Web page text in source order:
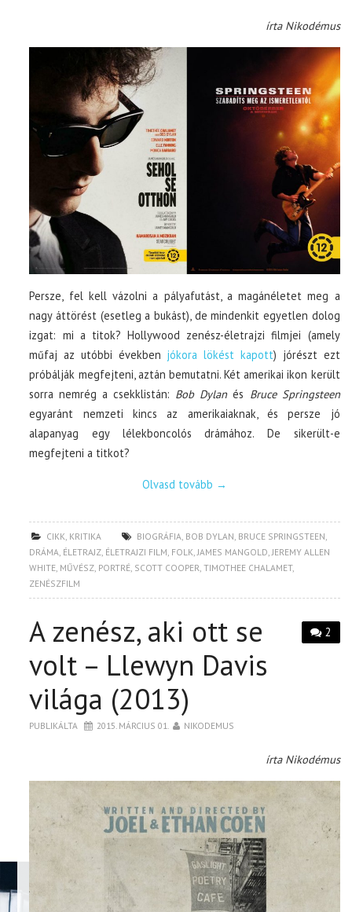
írta Nikodémus
Persze, fel kell vázolni a pályafutást, a magánéletet meg a
nagy áttörést (esetleg a bukást), de mindenkit egyetlen dolog
izgat: mi a titok? Hollywood zenész-életrajzi filmjei (amely
műfaj az utóbbi években jókora lökést kapott) jórészt ezt
próbálják megfejteni, aztán bemutatni. Két amerikai ikon került
sorra nemrég a csekklistán: Bob Dylanés Bruce Springsteen
egyaránt nemzeti kincs az amerikaiaknak, és persze jó
alapanyag egy lélekboncolós drámához. De sikerült-e
megfejteni a titkot?
Olvasd tovább →
CIKK KRITIKA BIOGRÁFIA BOB DYLAN BRUCE SPRINGSTEEN
DRÁMA ÉLETRAJZ ÉLETRAJZI FILM FOLK JAMES MANGOLD JEREMY ALLEN
WHITE MŰVÉSZ PORTRÉ SCOTT COOPER ,TIMOTHEE CHALAMET,
ZENÉSZFILM
2
A zenész, aki ott se
volt – Llewyn Davis
világa (2013)
PUBLIKÁLTA 2015. MÁRCIUS 01. NIKODEMUS
írta Nikodémus